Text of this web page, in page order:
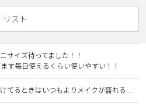
LINE FACEBOOK
リスト
サイズ待ってました！！
す毎日使えるくらい使いやすい！！
グローイティアを付けてるときはいつもよりメイクが盛れる気がします💖